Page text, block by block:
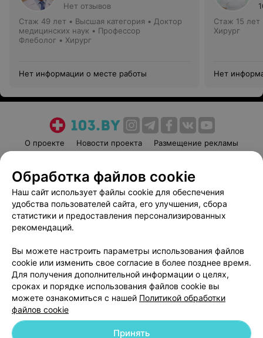
Нет отзывов
Стаж 49 лет • Высшая категория • Доктор
медицинских наук • Профессор
Флеболог • Хирург
Нет информации о месте работы
Стаж 15 лет
Хирург
Нет
О проекте Новости проекта
Размещение рекламы
Пользовательское соглашение
Способы оплаты
Вакансии
Партнеры
Написать руководителю 103.by
Обработка персональных данных
Обработка файлов cookie
Наш сайт использует файлы cookie для обеспечения
удобства пользователей сайта, его улучшения, сбора
статистики и предоставления персонализированных
рекомендаций.
Вы можете настроить параметры использования файлов
cookie или изменить свое согласие в более позднее время.
Для получения дополнительной информации о целях,
сроках и порядке использования файлов cookie вы
можете ознакомиться с нашей Политикой обработки
файлов cookie
Принять